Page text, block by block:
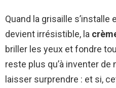
Quand la grisaille s’installe
devient irrésistible, la
briller les yeux et fondre
reste plus qu’à inventer de
laisser surprendre : et si,